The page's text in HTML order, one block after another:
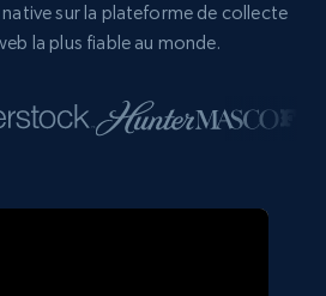
sur la plateforme de collecte
la plus fiable au monde.